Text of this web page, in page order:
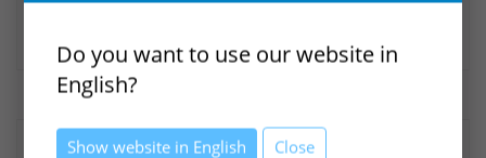
SERVIZI
Do you want to use our website in
English?
Show website in English Close